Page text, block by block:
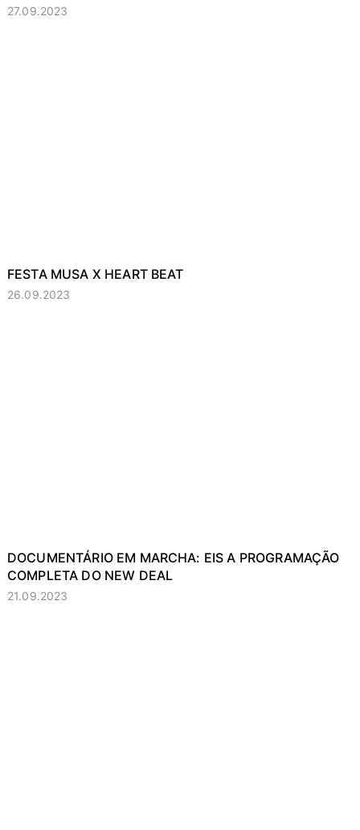
27.09.2023
FESTA MUSA X HEART BEAT
26.09.2023
DOCUMENTÁRIO EM MARCHA: EIS A PROGRAMAÇÃO
COMPLETA DO NEW DEAL
21.09.2023